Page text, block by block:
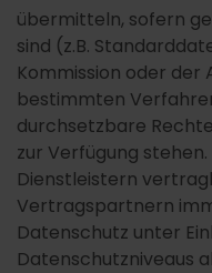
übermitteln, sofern
sind (z.B.
Kommission oder der
bestimmten
durchsetzbare
zur Verfügung
Dienstleistern
Vertragspartnern
Datenschutz unter
Datenschutzniveaus